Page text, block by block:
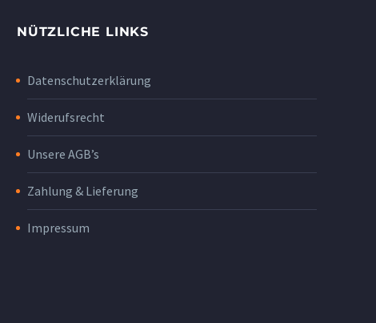
NÜTZLICHE LINKS
Datenschutzerklärung
Widerufsrecht
Unsere AGB’s
Zahlung & Lieferung
Impressum